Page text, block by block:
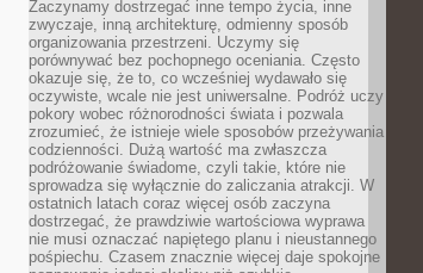
Zaczynamy dostrzegać inne tempo życia, inne
zwyczaje, inną architekturę, odmienny sposób
organizowania przestrzeni. Uczymy się
porównywać bez pochopnego oceniania. Często
okazuje się, że to, co wcześniej wydawało się
oczywiste, wcale nie jest uniwersalne. Podróż uczy
pokory wobec różnorodności świata i pozwala
zrozumieć, że istnieje wiele sposobów przeżywania
codzienności. Dużą wartość ma zwłaszcza
podróżowanie świadome, czyli takie, które nie
sprowadza się wyłącznie do zaliczania atrakcji. W
ostatnich latach coraz więcej osób zaczyna
dostrzegać, że prawdziwie wartościowa wyprawa
nie musi oznaczać napiętego planu i nieustannego
pośpiechu. Czasem znacznie więcej daje spokojne